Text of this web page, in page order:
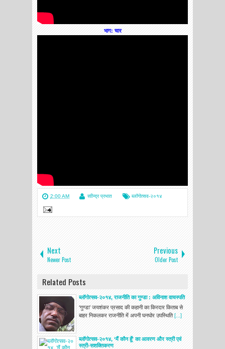
भाग: चार
2:00 AM रवीन्द्र प्रभात ब्लॉगोत्सव-२०१४
Next
Newer Post
Previous
Older Post
Related Posts
ब्लॉगोत्सव-२०१४, राजनीति का गुण्‍डा : अविनाश वाचस्‍पति
‘गुण्‍डा’ जयशंकर प्रसाद की कहानी का किरदार किताब से
बाहर निकलकर राजनीति में अपनी घनघोर उपस्थिति[...]
ब्लॉगोत्सव-२०१४, ‘मैं कौन हूँ’ का आवरण और स्त्री एवं
स्त्री-सशक्तिकरण